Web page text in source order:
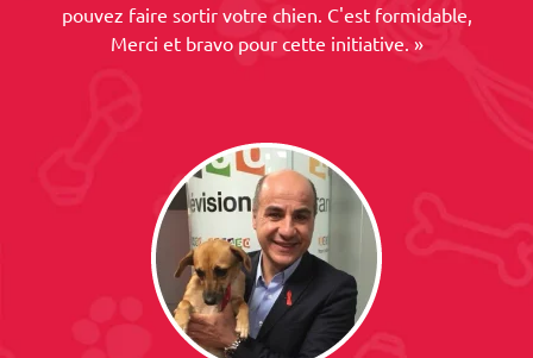
pouvez faire sortir votre chien. C'est formidable,
Merci et bravo pour cette initiative. »